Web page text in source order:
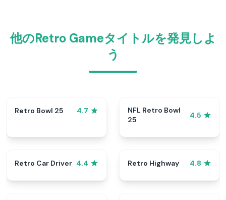
他のRetro Gameタイトルを発見しよ
う
Retro Bowl 25 4.7
NFL Retro Bowl
25
4.5
Retro Car Driver 4.4 Retro Highway 4.8